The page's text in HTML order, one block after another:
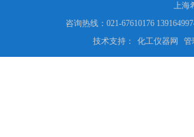
上海
咨询热线：021-67610176
技术支持：
化工仪器网 管